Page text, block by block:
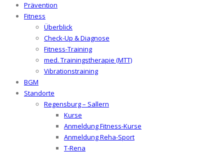
Prävention
Fitness
Überblick
Check-Up & Diagnose
Fitness-Training
med. Trainingstherapie (MTT)
Vibrationstraining
BGM
Standorte
Regensburg – Sallern
Kurse
Anmeldung Fitness-Kurse
Anmeldung Reha-Sport
T-Rena